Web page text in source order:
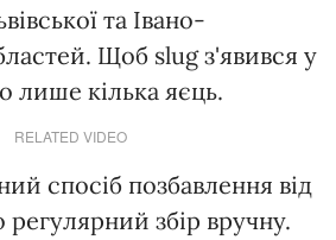
та Івано-
Щоб slug з'явився у
лише кілька яєць.
RELATED VIDEO
спосіб позбавлення від
збір вручну.